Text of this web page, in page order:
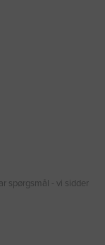
spørgsmål - vi sidder